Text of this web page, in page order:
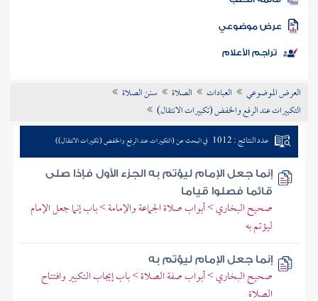
الكتب
موضوعي
تراجم الأعلام
العرض الموضوعي العبادات الصلاة
سنن الصلاة
التكبيرات عند الرفع والخفض (تكبيرات الانتقال)
عدد النتائج : 1012 في البحث عن (التكبيرات عند الرفع والخفض (تكبيرات الانتقال))
إنما جعل الإمام ليؤتم به الجزء الأول فإذا صلى
قائما فصلوا قياما
صحيح البخاري > أبواب صلاة الجماعة والإمامة > باب إنما جعل الإمام
ليؤتم به
إنما جعل الإمام ليؤتم به
صحيح البخاري > أبواب صفة الصلاة > باب إيجاب التكبير وافتتاح
الصلاة